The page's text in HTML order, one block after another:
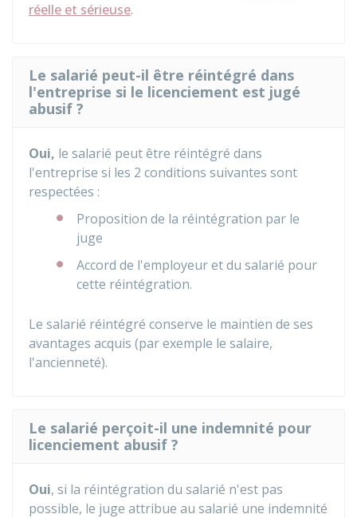
réelle et sérieuse.
Le salarié peut-il être réintégré dans
l'entreprise si le licenciement est jugé
abusif ?
Oui, le salarié peut être réintégré dans
l'entreprise si les 2 conditions suivantes sont
respectées :
Proposition de la réintégration par le
juge
Accord de l'employeur et du salarié pour
cette réintégration.
Le salarié réintégré conserve le maintien de ses
avantages acquis (par exemple le salaire,
l'ancienneté).
Le salarié perçoit-il une indemnité pour
licenciement abusif ?
Oui, si la réintégration du salarié n'est pas
possible, le juge attribue au salarié une indemnité